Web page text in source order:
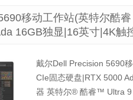
移动工作站(英特尔酷
16GB独显|16英寸|4K触
戴尔Dell Precision 5690
CIe固态硬盘|RTX 5000
器 英特尔® 酷睿™ Ultra 9